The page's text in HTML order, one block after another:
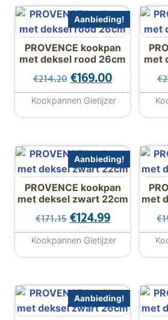
Aanbieding!
PROVENCE kookpan
met deksel rood 26cm
€214.20 Oorspronkelijke
€169.00Huidige
Kookpannen Gietijzer
met
€
Aanbieding!
PROVENCE kookpan
met deksel zwart 22cm
€171.15 Oorspronkelijke
€124.99Huidige
Kookpannen Gietijzer
met
€
Aanbieding!